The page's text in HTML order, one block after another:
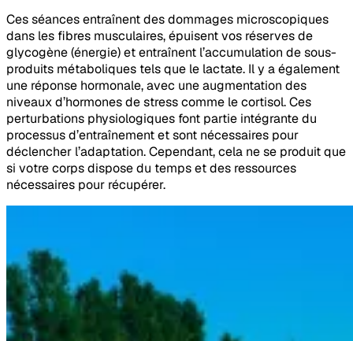
Ces séances entraînent des dommages microscopiques
dans les fibres musculaires, épuisent vos réserves de
glycogène (énergie) et entraînent l’accumulation de sous-
produits métaboliques tels que le lactate. Il y a également
une réponse hormonale, avec une augmentation des
niveaux d’hormones de stress comme le cortisol. Ces
perturbations physiologiques font partie intégrante du
processus d’entraînement et sont nécessaires pour
déclencher l’adaptation. Cependant, cela ne se produit que
si votre corps dispose du temps et des ressources
nécessaires pour récupérer.